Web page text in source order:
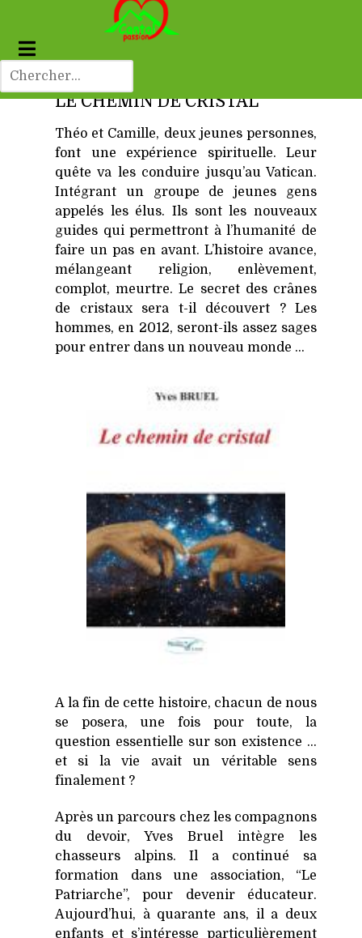
LE CHEMIN DE CRISTAL
Théo et Camille, deux jeunes personnes,
font une expérience spirituelle. Leur
quête va les conduire jusqu’au Vatican.
Intégrant un groupe de jeunes gens
appelés les élus. Ils sont les nouveaux
guides qui permettront à l’humanité de
faire un pas en avant. L’histoire avance,
mélangeant religion, enlèvement,
complot, meurtre. Le secret des crânes
de cristaux sera t-il découvert ? Les
hommes, en 2012, seront-ils assez sages
pour entrer dans un nouveau monde …
A la fin de cette histoire, chacun de nous
se posera, une fois pour toute, la
question essentielle sur son existence …
et si la vie avait un véritable sens
finalement ?
Après un parcours chez les compagnons
du devoir, Yves Bruel intègre les
chasseurs alpins. Il a continué sa
formation dans une association, “Le
Patriarche”, pour devenir éducateur.
Aujourd’hui, à quarante ans, il a deux
enfants et s’intéresse particulièrement